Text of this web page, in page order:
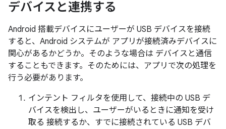
デバイスと連携する
Android 搭載デバイスにユーザーが USB デバイスを接続
すると、Android システムが アプリが接続済みデバイスに
関心があるかどうか。そのような場合は デバイスと通信
することもできます。そのためには、アプリで次の処理を
行う必要があります。
インテント フィルタを使用して、接続中の USB デ
バイスを検出し、ユーザーがいるときに通知を受け
取る 接続するか、すでに接続されている USB デバ